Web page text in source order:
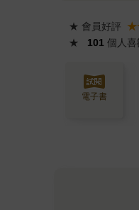
★ 會員好評
★
101 個人喜
電子書